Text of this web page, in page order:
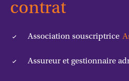
contrat
Association souscriptrice
Assureur et gestionnaire